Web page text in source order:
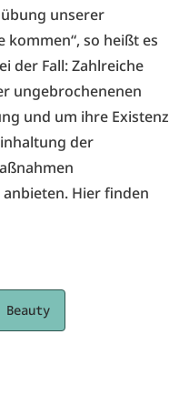
unserer
so heißt es
der Fall: Zahlreiche
ungebrochenenen
und um ihre Existenz
der
Hier finden